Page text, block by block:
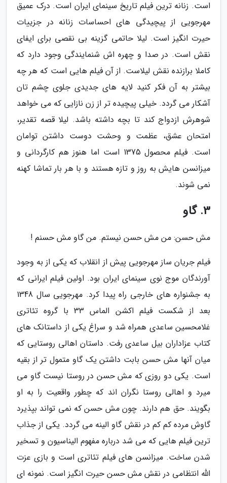
است. زنانه ترین فیلم تاریخ سینمای ایران است. درک عمیق
مهرجویی از پیچیدگی های احساسات زنانه در جزییات
حیرت انگیز است. لیلا حاتمی گزینه بی نقصی برای ایفای
نقش است. در صدا و چهره اش شنمایندگی وجود دارد که
کاملا برازنده نقش لیلاست. از آن فیلم هایی است که هر چه
بیشتر به آن فکر کنید لایه های جدیدی جلوی چشم تان
آشکار می گردد. خیلی پیچیده تر از زن نازایی که می خواهد
شوهرش ازدواج کند تا بچه داشته باشد. لیلا قصه تقدیر،
امتحان عشق، عظمت و وحشت دوست داشتن توامان
است. فیلم محصول 1375 است اما هنوز هم کارگردانی و
میزانسن هایش به روز و تازه هستند و با هر بار تماشا کهنه
نمی شوند.
3. گاو
مش حسن: من مش حسن نیستم. من گاو مش حسنم !
فیلم جریان ساز مهرجویی پیش از انقلاب که یکی از به وجود
آورندگان موج نوی سینمای ایران بود. اولین فیلم ایرانی که
به جشنواره های خارجی راه پیدا کرد. مهرجویی سال 1348
بعد از شکست فیلم اکشن الماس 33 با گروه تئاتری
غلامحسین ساعدی همراه شد و سراغ یکی از داستانک های
کتاب عزاداران بیل ساعدی رفت. داستان اهالی روستایی که
میان آنها مش حسن بابت داشتن یک گاو متمول تر از بقیه
است. یکی دو روزی که مش حسن در روستا نیست گاو می
میرد و اهالی روستا نگران اند که چطور واقعیت را به او
بگویند. حق هم دارند. چون مش حسن که نمی تواند بپذیرد
گاوش مرده کم کم در نقش گاو الینه می گردد. یکی از جذاب
ترین فیلم هایی که می شد درباره مفهوم الیناسیون و تسخیر
شدن ساخت. میزانسن های فیلم تئاتری است و بازی عزت
الله انتظامی در نقش مش حسن حیرت انگیز است. نمونه ای